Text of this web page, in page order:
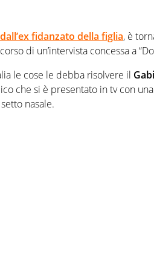
STORIE
fidanzato della figlia, è
di un’intervista concessa a
le cose le debba risolvere il
che si è presentato in tv con
nasale.